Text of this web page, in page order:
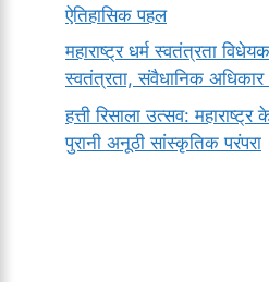
ऐतिहासिक पहल
महाराष्ट्र धर्म स्वतंत्रता
स्वतंत्रता, संवैधानिक
हत्ती रिसाला उत्सव:
पुरानी अनूठी सांस्कृतिक परंपरा